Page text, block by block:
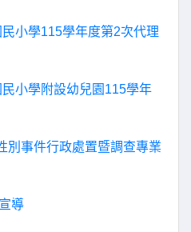
小學115學年度第2次代理
小學附設幼兒園115學年
別事件行政處置暨調查專業
導